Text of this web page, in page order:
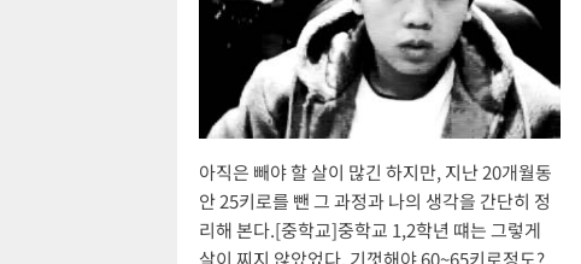
아직은 빼야 할 살이 많긴 하지만, 지난 20개월동
안 25키로를 뺀 그 과정과 나의 생각을 간단히 정
리해 본다.[중학교]중학교 1,2학년 떄는 그렇게